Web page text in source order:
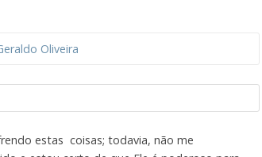
Oliveira
estas coisas; todavia, não me